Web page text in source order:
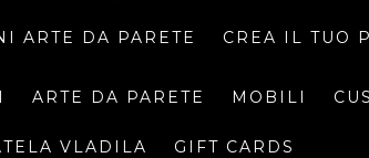
ARTE DA PARETE CREA IL TUO
ARTE DA PARETE MOBILI
VLADILA GIFT CARDS